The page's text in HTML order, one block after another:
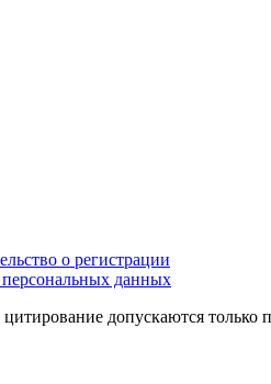
о регистрации
данных
допускаются